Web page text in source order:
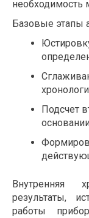
необходимость
Базовые этапы
Подсчет
Внутренняя
результаты,
работы